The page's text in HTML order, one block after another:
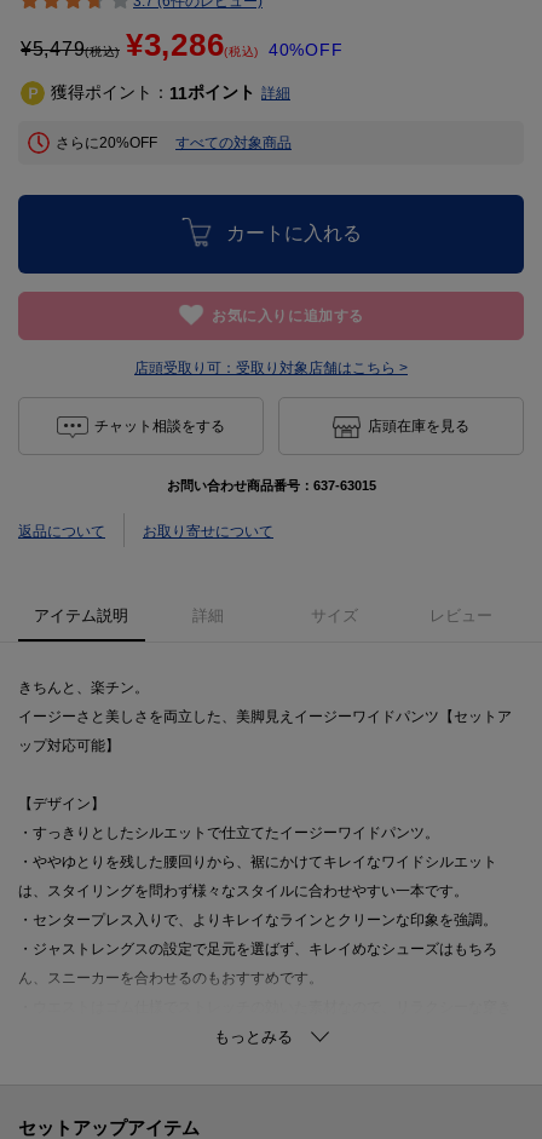
¥5,479(税込) ¥3,286(税込) 40%OFF
獲得ポイント： 11ポイント 詳細
さらに20%OFF すべての対象商品
カートに入れる
お気に入りに追加する
店頭受取り可： 受取り対象店舗はこちら >
チャット相談をする 店頭在庫を見る
お問い合わせ商品番号： 637-63015
返品について お取り寄せについて
アイテム説明 詳細 サイズ レビュー
きちんと、楽チン。
イージーさと美しさを両立した、美脚見えイージーワイドパンツ【セットア
ップ対応可能】
【デザイン】
・すっきりとしたシルエットで仕立てたイージーワイドパンツ。
・ややゆとりを残した腰回りから、裾にかけてキレイなワイドシルエット
は、スタイリングを問わず様々なスタイルに合わせやすい一本です。
・センタープレス入りで、よりキレイなラインとクリーンな印象を強調。
・ジャストレングスの設定で足元を選ばず、キレイめなシューズはもちろ
ん、スニーカーを合わせるのもおすすめです。
※同素材でテーパードパンツ（637－63002）もございます。
セットアップアイテム